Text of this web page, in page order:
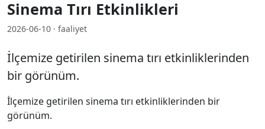
Sinema Tırı Etkinlikleri
2026-06-10 · faaliyet
İlçemize getirilen sinema tırı etkinliklerinden
bir görünüm.
İlçemize getirilen sinema tırı etkinliklerinden bir
görünüm.